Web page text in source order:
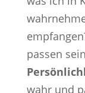
passen
wahr und